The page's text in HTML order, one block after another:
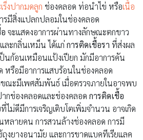
ร็งปากมดลูก ช่องคลอด ท่อนำไข่ หรือเนื้อ
รมีสิ่งแปลกปลอมในช่องคลอด
จะแสดงอาการผ่านทางลักษณะตกขาว
ละกลิ่นเหม็น ได้แก่การติดเชื้อรา ที่ส่งผล
นก้อนเหมือนแป้งเปียก มักมีอาการคัน
หรือมีอาการแสบร้อนในช่องคลอด
ณะมีเพศสัมพันธ์ เมื่อตรวจภายในอาจพบ
กช่องคลอดและช่องคลอด การติดเชื้อ
ไม่ดีมีการเจริญเติบโตเพิ่มจำนวน อาจเกิด
ลายคน การสวนล้างช่องคลอด การมี
งยางอนามัย และการขาดแบคทีเรียแลค